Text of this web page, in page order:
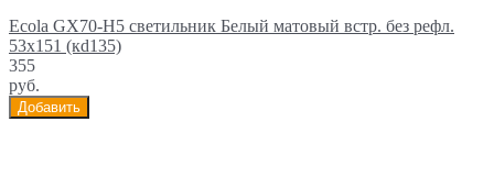
Ecola GX70-H5 светильник Белый матовый встр. без рефл.
53x151 (кd135)
355
руб.
Добавить